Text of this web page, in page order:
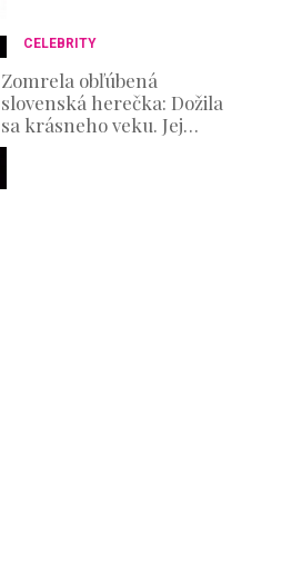
CELEBRITY
Zomrela obľúbená
slovenská herečka: Dožila
sa krásneho veku. Jej
umenie si obľúbili diváci